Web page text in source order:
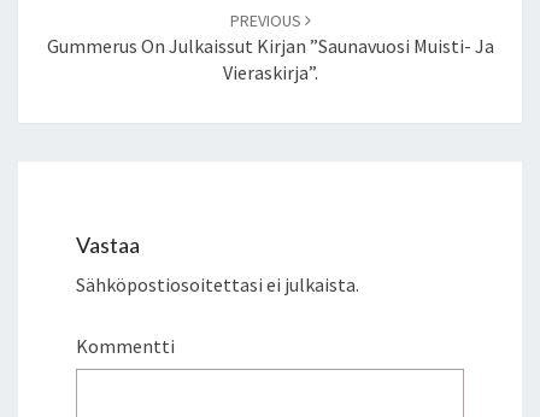
PREVIOUS
Gummerus On Julkaissut Kirjan ”Saunavuosi Muisti- Ja
Vieraskirja”.
Vastaa
Sähköpostiosoitettasi ei julkaista.
Kommentti